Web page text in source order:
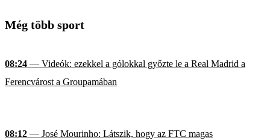
Még több sport
08:24 — Videók: ezekkel a gólokkal győzte le a Real Madrid a
Ferencvárost a Groupamában
08:12 — José Mourinho: Látszik, hogy az FTC magas